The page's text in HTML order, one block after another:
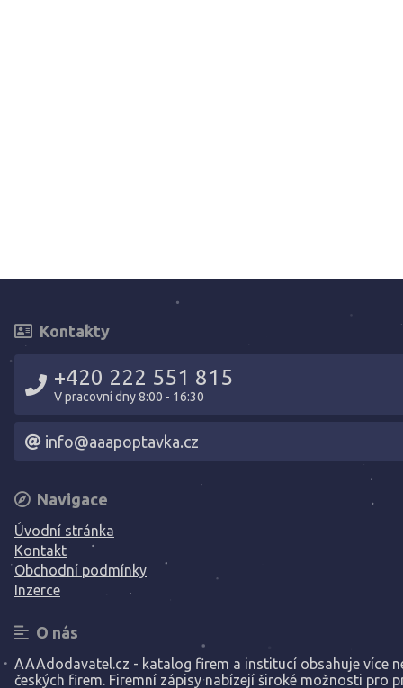
Kontakty
+420 222 551 815
V pracovní dny 8:00 - 16:30
info@aaapoptavka.cz
Navigace
Úvodní stránka
Kontakt
Obchodní podmínky
Inzerce
O nás
AAAdodavatel.cz - katalog firem a institucí obsahuje více
českých firem. Firemní zápisy nabízejí široké možnosti pro